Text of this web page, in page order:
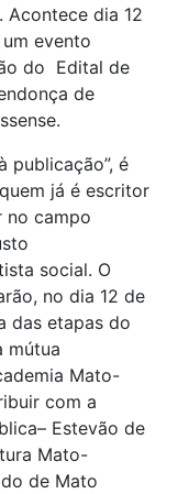
Acontece dia 12
um evento
do Edital de
de
.
publicação”, é
já é escritor
no campo
social. O
no dia 12 de
das etapas do
mútua
Mato-
com a
Estevão de
Mato-
de Mato